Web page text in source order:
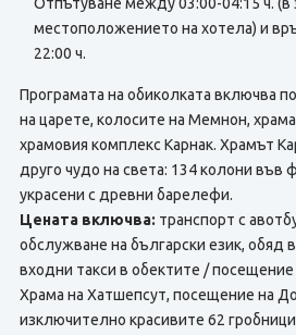
местоположението на хотела) и
22:00 ч.
Програмата на обиколката включва
на царете, колосите на Мемнон,
храмовия комплекс Карнак. Храмът
друго чудо на света: 134 колони във
украсени с древни барелефи.
Цената включва: транспорт с
обслужване на български език, обяд
входни такси в обектите / посещение
Храма на Хатшепсут, посещение на
изключително красивите 62